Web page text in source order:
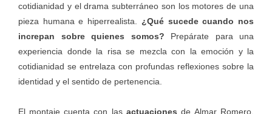
cotidianidad y el drama subterráneo son los motores de una
pieza humana e hiperrealista. ¿Qué sucede cuando nos
increpan sobre quienes somos? Prepárate para una
experiencia donde la risa se mezcla con la emoción y la
cotidianidad se entrelaza con profundas reflexiones sobre la
identidad y el sentido de pertenencia.
El montaje cuenta con las actuaciones de Almar Romero,